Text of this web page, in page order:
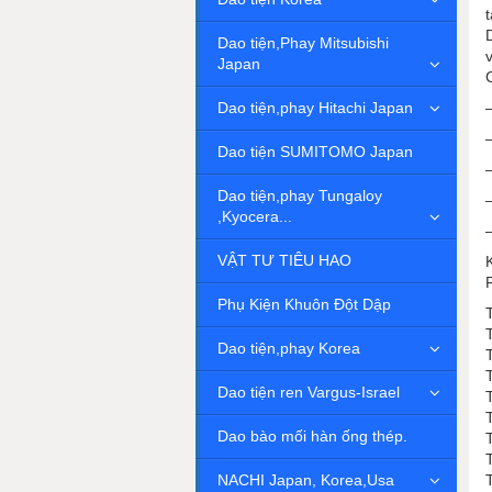
Dao tiện,Phay Mitsubishi
Japan
Dao tiện,phay Hitachi Japan
Dao tiện SUMITOMO Japan
Dao tiện,phay Tungaloy
,Kyocera...
VẬT TƯ TIÊU HAO
Phụ Kiện Khuôn Đột Dập
Dao tiện,phay Korea
Dao tiện ren Vargus-Israel
Dao bào mối hàn ống thép.
NACHI Japan, Korea,Usa